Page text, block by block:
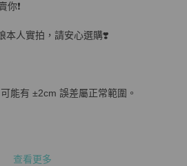
飾💎Thom Browne 麻花 粗 針織
❗️
本人實拍，請安心選購❣️
能有 ±2cm 誤差屬正常範圍。
查看更多